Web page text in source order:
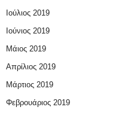
Ιούλιος 2019
Ιούνιος 2019
Μάιος 2019
Απρίλιος 2019
Μάρτιος 2019
Φεβρουάριος 2019